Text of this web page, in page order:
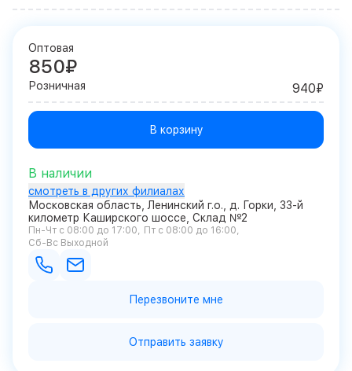
Оптовая
850₽
Розничная 940₽
В корзину
В наличии
смотреть в других филиалах
Московская область, Ленинский г.о., д. Горки, 33-й
километр Каширского шоссе, Склад №2
Пн-Чт с 08:00 до 17:00
Пт с 08:00 до 16:00
Сб-Вс Выходной
Перезвоните мне
Отправить заявку